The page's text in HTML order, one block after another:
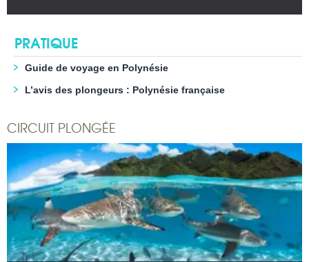
PRATIQUE
Guide de voyage en Polynésie
L’avis des plongeurs : Polynésie française
CIRCUIT PLONGÉE